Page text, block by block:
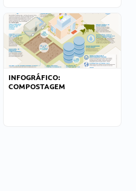
INFOGRÁFICO:
COMPOSTAGEM